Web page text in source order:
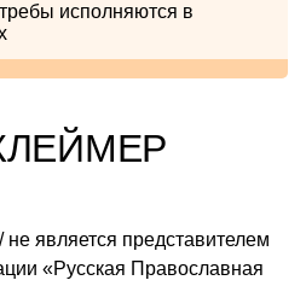
исполняются в
является представителем
«Русская Православная